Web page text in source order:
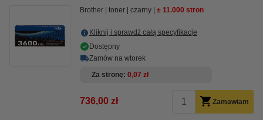
Brother toner czarny ± 11.000 stron
Kliknij i sprawdź całą specyfikacje
Dostępny
Zamów na wtorek
Za stronę 0,07 zł
736,00 zł Zamawiam